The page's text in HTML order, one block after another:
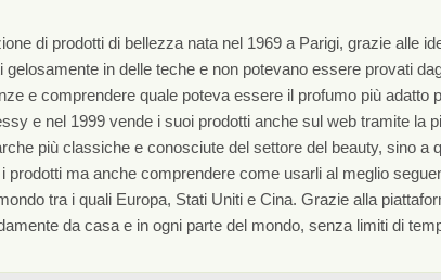
di prodotti di bellezza nata nel 1969 a Parigi, grazie alle
in delle teche e non potevano essere provati
e comprendere quale poteva essere il profumo più adatto
e nel 1999 vende i suoi prodotti anche sul web tramite la
più classiche e conosciute del settore del beauty, sino a
ma anche comprendere come usarli al meglio
tra i quali Europa, Stati Uniti e Cina. Grazie alla
da casa e in ogni parte del mondo, senza limiti di